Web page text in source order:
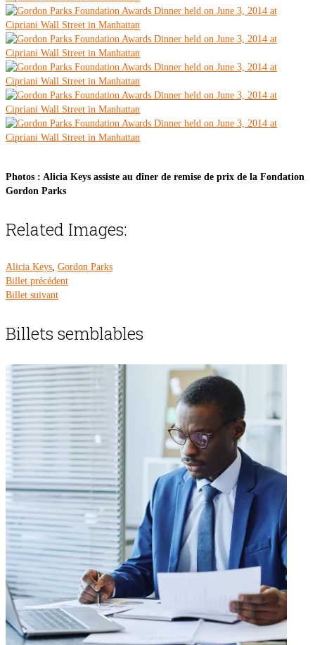
Photos : Alicia Keys assiste au dîner de remise de prix de la Fondation
Gordon Parks
Related Images:
Alicia Keys, Gordon Parks
Billet précédent
Billet suivant
Billets semblables